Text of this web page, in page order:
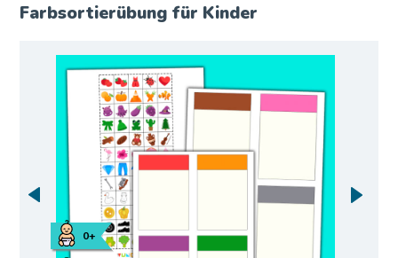
Farbsortierübung für Kinder
0+